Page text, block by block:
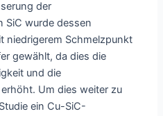
der
SiC wurde dessen
niedrigerem Schmelzpunkt
gewählt, da dies die
und die
Um dies weiter zu
ein Cu-SiC-